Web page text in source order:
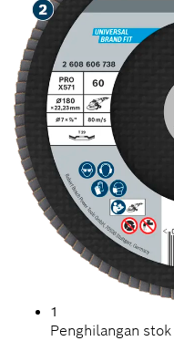
1
Penghilangan